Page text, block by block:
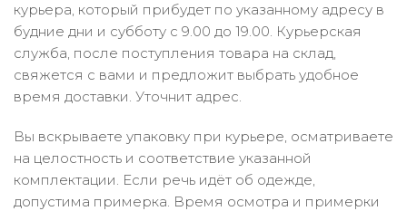
курьера, который прибудет по указанному адресу в
будние дни и субботу с 9.00 до 19.00. Курьерская
служба, после поступления товара на склад,
свяжется с вами и предложит выбрать удобное
время доставки. Уточнит адрес.
Вы вскрываете упаковку при курьере, осматриваете
на целостность и соответствие указанной
комплектации. Если речь идёт об одежде,
допустима примерка. Время осмотра и примерки